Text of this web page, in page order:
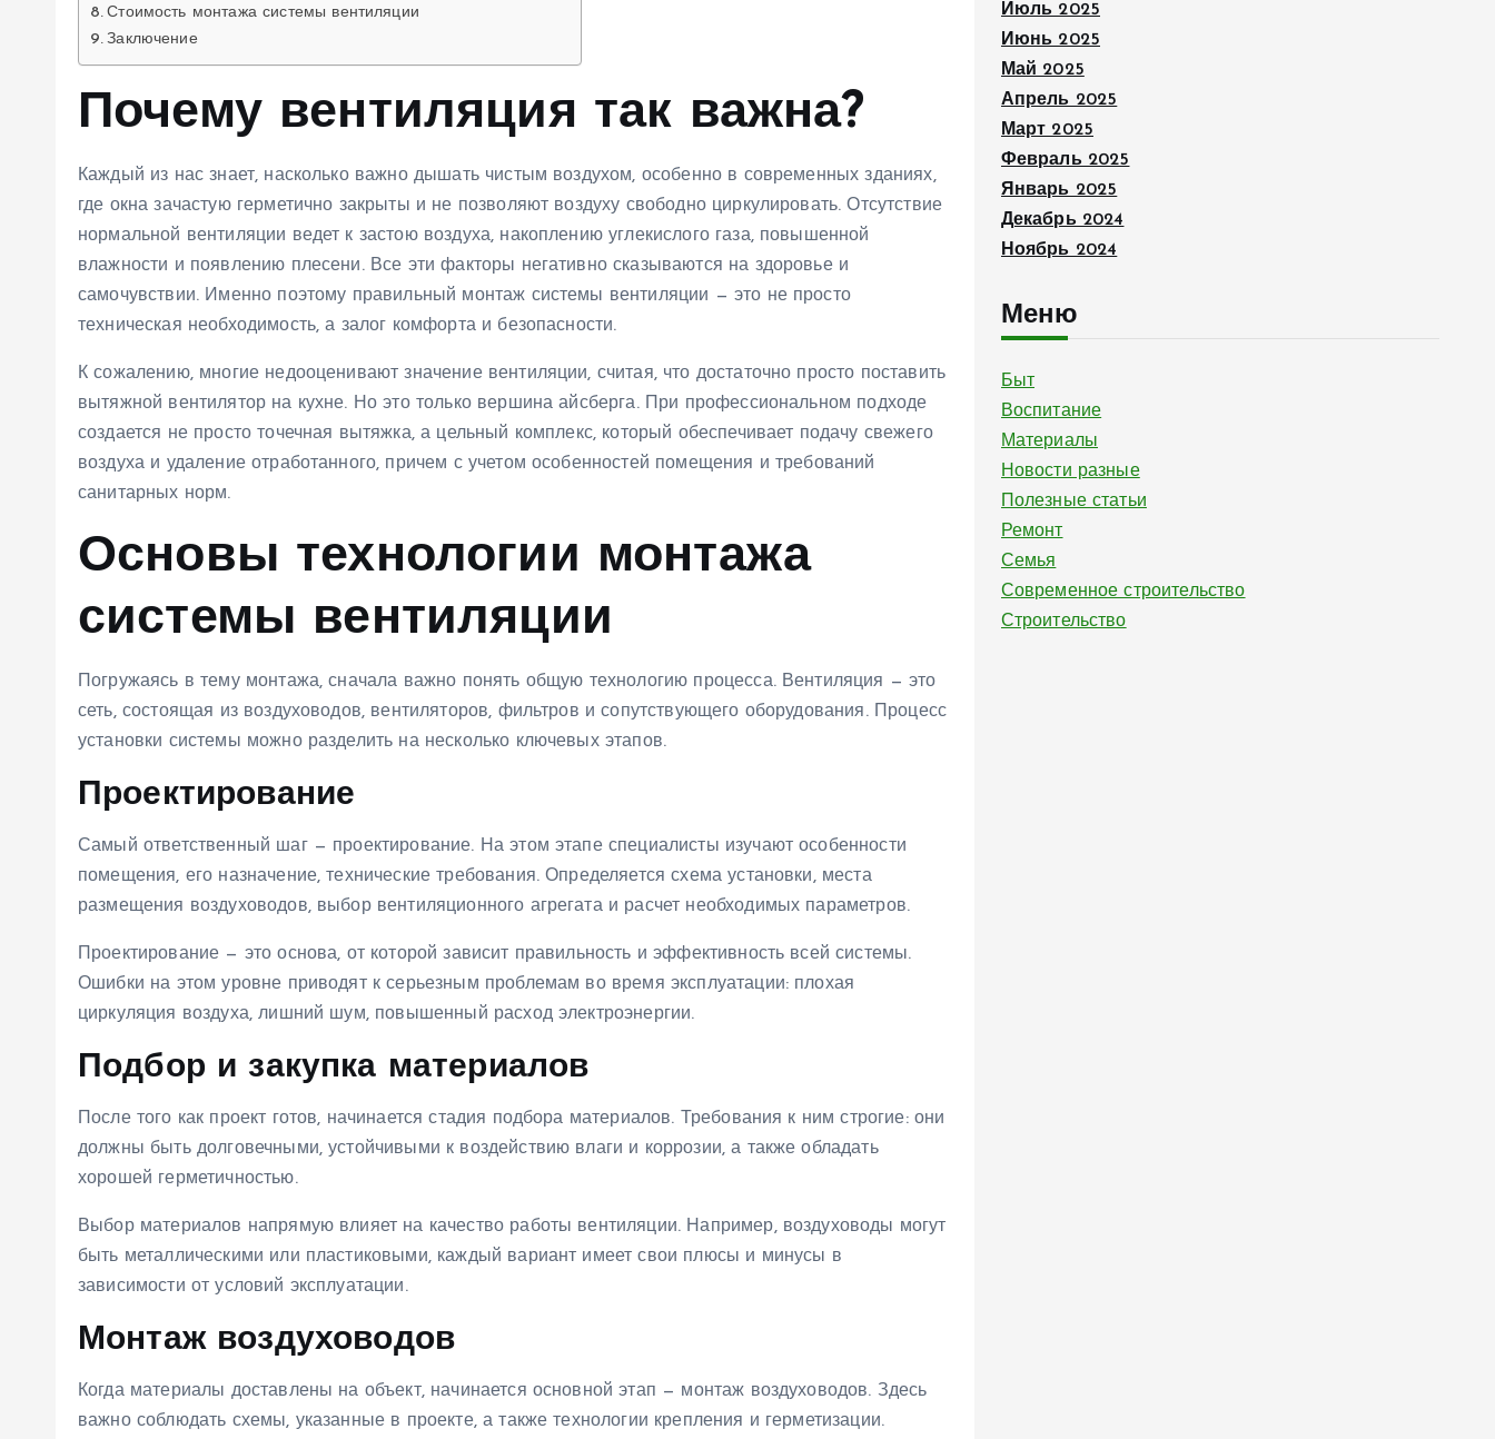
Стоимость монтажа системы вентиляции
Заключение
Почему вентиляция так важна?
Каждый из нас знает, насколько важно дышать чистым воздухом, особенно в современных зданиях,
где окна зачастую герметично закрыты и не позволяют воздуху свободно циркулировать. Отсутствие
нормальной вентиляции ведет к застою воздуха, накоплению углекислого газа, повышенной
влажности и появлению плесени. Все эти факторы негативно сказываются на здоровье и
самочувствии. Именно поэтому правильный монтаж системы вентиляции — это не просто
техническая необходимость, а залог комфорта и безопасности.
К сожалению, многие недооценивают значение вентиляции, считая, что достаточно просто поставить
вытяжной вентилятор на кухне. Но это только вершина айсберга. При профессиональном подходе
создается не просто точечная вытяжка, а цельный комплекс, который обеспечивает подачу свежего
воздуха и удаление отработанного, причем с учетом особенностей помещения и требований
санитарных норм.
Основы технологии монтажа
системы вентиляции
Погружаясь в тему монтажа, сначала важно понять общую технологию процесса. Вентиляция — это
сеть, состоящая из воздуховодов, вентиляторов, фильтров и сопутствующего оборудования. Процесс
установки системы можно разделить на несколько ключевых этапов.
Проектирование
Самый ответственный шаг — проектирование. На этом этапе специалисты изучают особенности
помещения, его назначение, технические требования. Определяется схема установки, места
размещения воздуховодов, выбор вентиляционного агрегата и расчет необходимых параметров.
Проектирование — это основа, от которой зависит правильность и эффективность всей системы.
Ошибки на этом уровне приводят к серьезным проблемам во время эксплуатации: плохая
циркуляция воздуха, лишний шум, повышенный расход электроэнергии.
Подбор и закупка материалов
После того как проект готов, начинается стадия подбора материалов. Требования к ним строгие: они
должны быть долговечными, устойчивыми к воздействию влаги и коррозии, а также обладать
хорошей герметичностью.
Выбор материалов напрямую влияет на качество работы вентиляции. Например, воздуховоды могут
быть металлическими или пластиковыми, каждый вариант имеет свои плюсы и минусы в
зависимости от условий эксплуатации.
Монтаж воздуховодов
Когда материалы доставлены на объект, начинается основной этап — монтаж воздуховодов. Здесь
важно соблюдать схемы, указанные в проекте, а также технологии крепления и герметизации.
Июль 2025
Июнь 2025
Май 2025
Апрель 2025
Март 2025
Февраль 2025
Январь 2025
Декабрь 2024
Ноябрь 2024
Меню
Быт
Воспитание
Материалы
Новости разные
Полезные статьи
Ремонт
Семья
Современное строительство
Строительство